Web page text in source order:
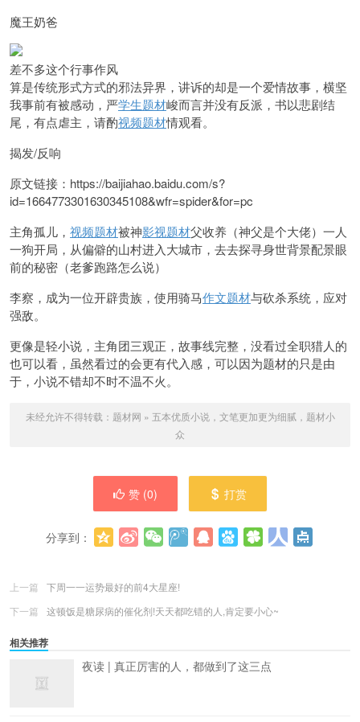
魔王奶爸
差不多这个行事作风
算是传统形式方式的邪法异界，讲诉的却是一个爱情故事，横坚
我事前有被感动，严学生题材峻而言并没有反派，书以悲剧结
尾，有点虐主，请酌视频题材情观看。
揭发/反响
原文链接：https://baijiahao.baidu.com/s?
id=1664773301630345108&wfr=spider&for=pc
主角孤儿， 视频题材被神影视题材父收养（神父是个大佬）一人
一狗开局，从偏僻的山村进入大城市，去去探寻身世背景配景眼
前的秘密（老爹跑路怎么说）
李察，成为一位开辟贵族，使用骑马作文题材与砍杀系统，应对
强敌。
更像是轻小说，主角团三观正，故事线完整，没看过全职猎人的
也可以看，虽然看过的会更有代入感，可以因为题材的只是由
于，小说不错却不时不温不火。
未经允许不得转载： 题材网 » 五本优质小说，文笔更加更为细腻，题材小
众
赞 (0) 打赏
分享到：
上一篇
下周一一运势最好的前4大星座!
下一篇
这顿饭是糖尿病的催化剂!天天都吃错的人,肯定要小心~
相关推荐
夜读 | 真正厉害的人，都做到了这三点